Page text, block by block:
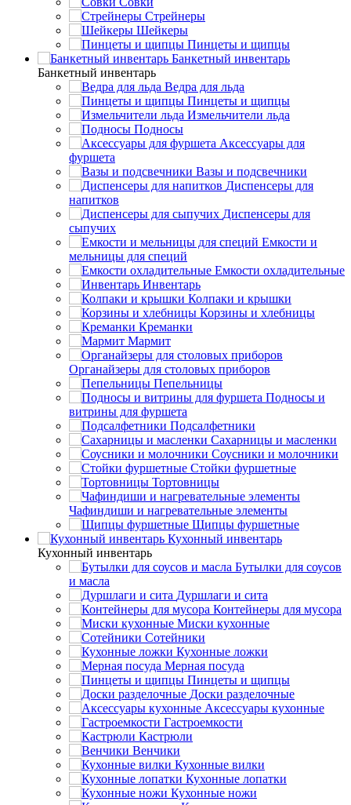
Стрейнеры
Шейкеры
Пинцеты и щипцы
Банкетный инвентарь
Банкетный инвентарь
Ведра для льда
Пинцеты и щипцы
Измельчители льда
Подносы
Аксессуары для
фуршета
Вазы и подсвечники
Диспенсеры для
напитков
Диспенсеры для
сыпучих
Емкости и
мельницы для специй
Емкости охладительные
Инвентарь
Колпаки и крышки
Корзины и хлебницы
Креманки
Мармит
Органайзеры для столовых приборов
Пепельницы
Подносы и
витрины для фуршета
Подсалфетники
Сахарницы и масленки
Соусники и молочники
Стойки фуршетные
Тортовницы
Чафиндиши и нагревательные элементы
Щипцы фуршетные
Кухонный инвентарь
Кухонный инвентарь
Бутылки для соусов
и масла
Дуршлаги и сита
Контейнеры для мусора
Миски кухонные
Сотейники
Кухонные ложки
Мерная посуда
Пинцеты и щипцы
Доски разделочные
Аксессуары кухонные
Гастроемкости
Кастрюли
Венчики
Кухонные вилки
Кухонные лопатки
Кухонные ножи